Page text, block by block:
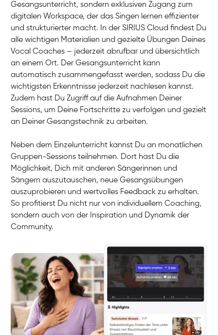
Gesangsunterricht, sondern exklusiven Zugang zum
digitalen Workspace, der das Singen lernen effizienter
und strukturierter macht. In der SIRIUS Cloud findest Du
alle wichtigen Materialien und gezielte Übungen Deines
Vocal Coaches – jederzeit abrufbar und übersichtlich
an einem Ort. Der Gesangsunterricht kann
automatisch zusammengefasst werden, sodass Du die
wichtigsten Erkenntnisse jederzeit nachlesen kannst.
Zudem hast Du Zugriff auf die Aufnahmen Deiner
Sessions, um Deine Fortschritte zu verfolgen und gezielt
an Deiner Gesangstechnik zu arbeiten.
Neben dem Einzelunterricht kannst Du an monatlichen
Gruppen-Sessions teilnehmen. Dort hast Du die
Möglichkeit, Dich mit anderen Sängerinnen und
Sängern auszutauschen, neue Gesangsübungen
auszuprobieren und wertvolles Feedback zu erhalten.
So profitierst Du nicht nur von individuellem Coaching,
sondern auch von der Inspiration und Dynamik der
Community.